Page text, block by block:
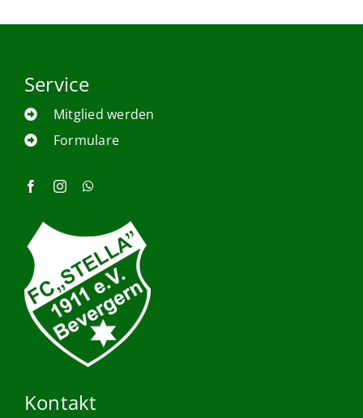
Service
Mitglied werden
Formulare
Kontakt